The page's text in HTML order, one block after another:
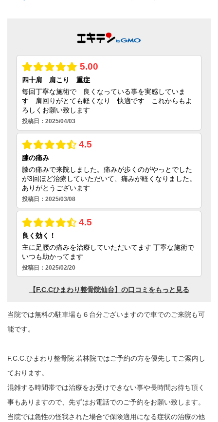
当院では無料の駐車場も６台分ございますので車でのご来院も可
能です。
F.C.C.ひまわり整骨院 若林院ではご予約の方を優先してご案内し
ております。
混雑する時間帯では治療をお受けできない事や長時間お待ち頂く
事もありますので、先ずはお電話でのご予約をお願い致します。
当院では急性の怪我された場合で保険適用になる症状の治療の他